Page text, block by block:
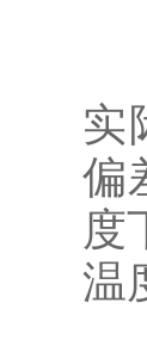
实
偏
度
温